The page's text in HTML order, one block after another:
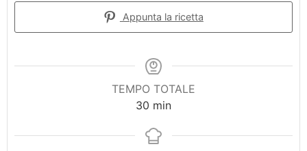
Appunta la ricetta
TEMPO TOTALE
30 min